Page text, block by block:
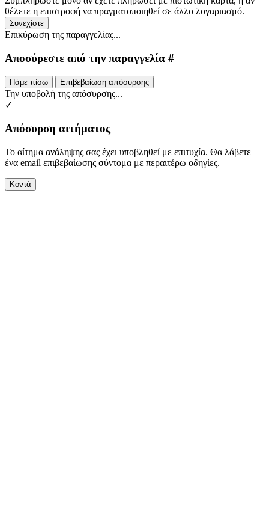
θέλετε η επιστροφή να πραγματοποιηθεί σε άλλο λογαριασμό.
Συνεχίστε
Επικύρωση της παραγγελίας...
Αποσύρεστε από την παραγγελία #
Πάμε πίσω Επιβεβαίωση απόσυρσης
Την υποβολή της απόσυρσης...
✓
Απόσυρση αιτήματος
Το αίτημα ανάληψης σας έχει υποβληθεί με επιτυχία. Θα λάβετε
ένα email επιβεβαίωσης σύντομα με περαιτέρω οδηγίες.
Κοντά